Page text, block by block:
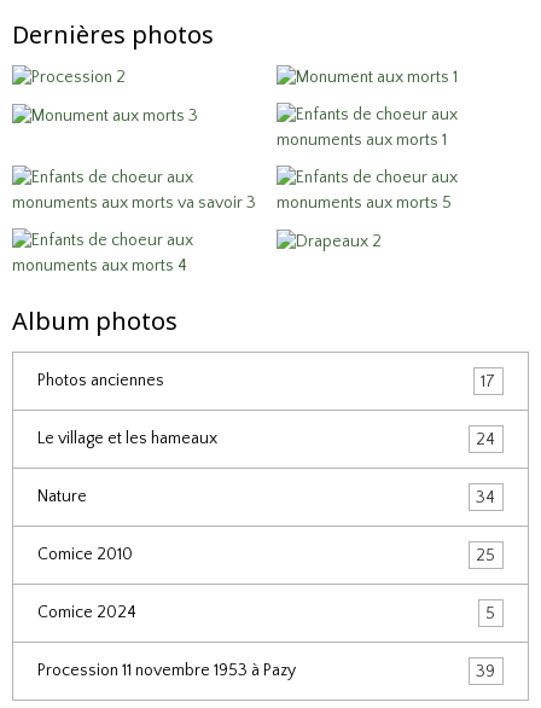
Dernières photos
Album photos
Photos anciennes 17
Le village et les hameaux 24
Nature 34
Comice 2010 25
Comice 2024 5
Procession 11 novembre 1953 à Pazy 39